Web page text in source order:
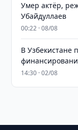
Умер актёр,
Убайдуллаев
00:22 · 08/08
В Узбекистане
14:30 · 02/08